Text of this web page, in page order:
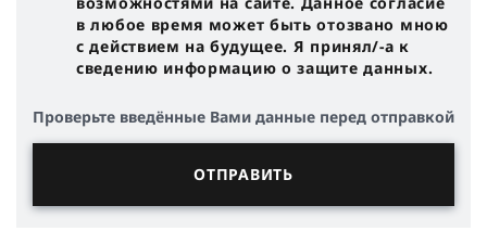
в любое время может быть отозвано мною
с действием на будущее. Я принял/-a к
сведению информацию о защите данных.
Проверьте введённые Вами данные перед отправкой